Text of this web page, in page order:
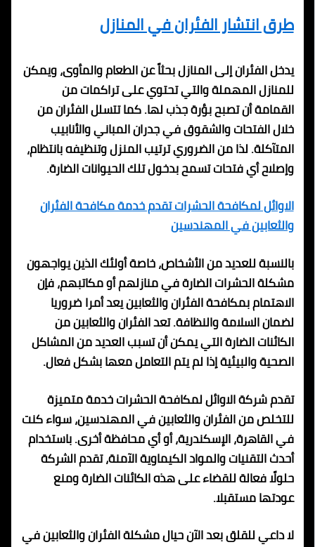
طرق انتشار الفئران في المنازل
يدخل الفئران إلى المنازل بحثاً عن الطعام والمأوى، ويمكن
للمنازل المهملة والتي تحتوي على تراكمات من
القمامة أن تصبح بؤرة جذب لها. كما تتسلل الفئران من
خلال الفتحات والشقوق في جدران المباني والأنابيب
المتآكلة. لذا من الضروري ترتيب المنزل وتنظيفه بانتظام،
وإصلاح أي فتحات تسمح بدخول تلك الحيوانات الضارة.
الاوائل لمكافحة الحشرات تقدم خدمة مكافحة الفئران
والثعابين في المهندسين
بالنسبة للعديد من الأشخاص، خاصة أولئك الذين يواجهون
مشكلة الحشرات الضارة في منازلهم أو مكاتبهم، فإن
الاهتمام بمكافحة الفئران والثعابين يعد أمرا ضروريا
لضمان السلامة والنظافة. تعد الفئران والثعابين من
الكائنات الضارة التي يمكن أن تسبب العديد من المشاكل
الصحية والبيئية إذا لم يتم التعامل معها بشكل فعال.
تقدم شركة الاوائل لمكافحة الحشرات خدمة متميزة
للتخلص من الفئران والثعابين في المهندسين، سواء كنت
في القاهرة، الإسكندرية، أو أي محافظة أخرى. باستخدام
أحدث التقنيات والمواد الكيماوية الآمنة، تقدم الشركة
حلولًا فعالة للقضاء على هذه الكائنات الضارة ومنع
عودتها مستقبلا.
لا داعي للقلق بعد الآن حيال مشكلة الفئران والثعابين في